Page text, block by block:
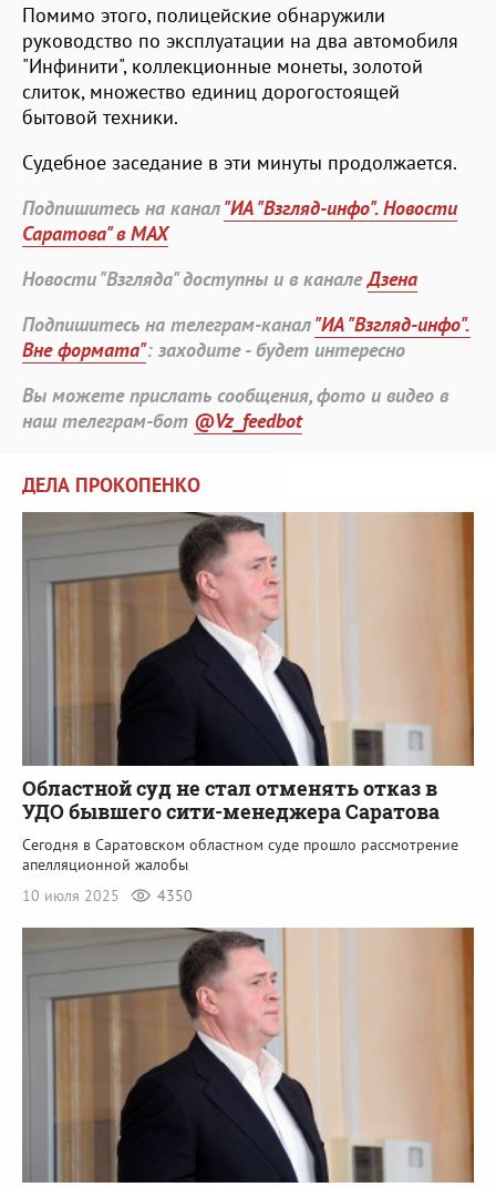
Помимо этого, полицейские обнаружили
руководство по эксплуатации на два автомобиля
"Инфинити", коллекционные монеты, золотой
слиток, множество единиц дорогостоящей
бытовой техники.
Судебное заседание в эти минуты продолжается.
Подпишитесь на канал"ИА "Взгляд-инфо". Новости
Саратова" в MAX
Новости "Взгляда" доступны и в каналеДзена
Подпишитесь на телеграм-канал"ИА "Взгляд-инфо".
Вне формата": заходите - будет интересно
Вы можете прислать сообщения, фото и видео в
наш телеграм-бот @Vz_feedbot
ДЕЛА ПРОКОПЕНКО
Областной суд не стал отменять отказ в
УДО бывшего сити-менеджера Саратова
Сегодня в Саратовском областном суде прошло рассмотрение
апелляционной жалобы
10 июля 2025
4350